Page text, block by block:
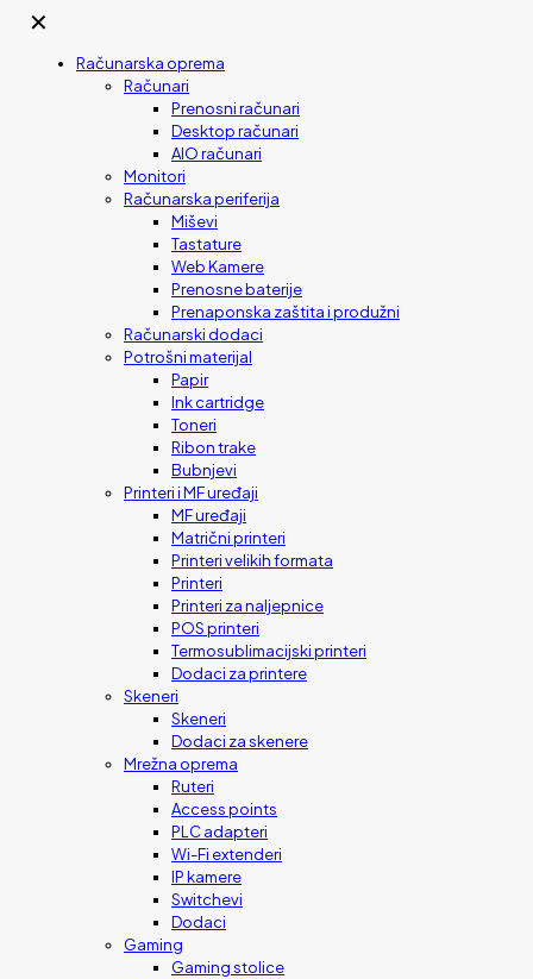
✕
Računarska oprema
Računari
Prenosni računari
Desktop računari
AIO računari
Monitori
Računarska periferija
Miševi
Tastature
Web Kamere
Prenosne baterije
Prenaponska zaštita i produžni
Računarski dodaci
Potrošni materijal
Papir
Ink cartridge
Toneri
Ribon trake
Bubnjevi
Printeri i MF uređaji
MF uređaji
Matrični printeri
Printeri velikih formata
Printeri
Printeri za naljepnice
POS printeri
Termosublimacijski printeri
Dodaci za printere
Skeneri
Skeneri
Dodaci za skenere
Mrežna oprema
Ruteri
Access points
PLC adapteri
Wi-Fi extenderi
IP kamere
Switchevi
Dodaci
Gaming
Gaming stolice